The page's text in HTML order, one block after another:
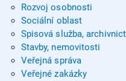
Rozvoj osobnosti
Sociální oblast
Spisová služba,
Stavby, nemovitosti
Veřejná správa
Veřejné zakázky